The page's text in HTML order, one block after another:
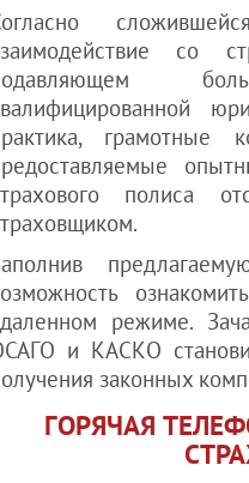
со
полиса
режиме.
и КАСКО
законных
ГОРЯЧАЯ